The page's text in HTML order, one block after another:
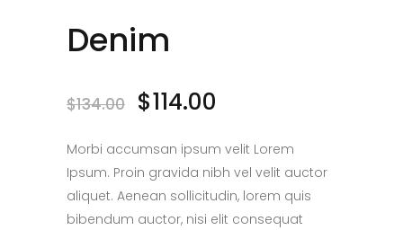
Denim
$134.00 $114.00
Morbi accumsan ipsum velit Lorem
Ipsum. Proin gravida nibh vel velit auctor
aliquet. Aenean sollicitudin, lorem quis
bibendum auctor, nisi elit consequat